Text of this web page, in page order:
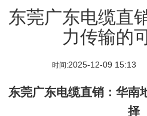
东莞广东电缆直
力传输的
时间:2025-12-09 15:13
东莞广东电缆直销 ：华南
择